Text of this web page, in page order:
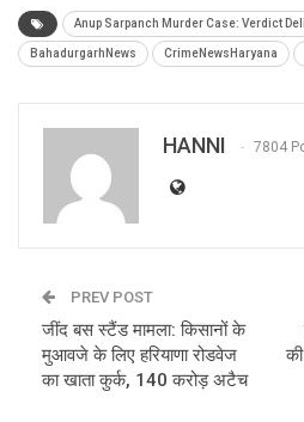
Anup Sarpanch Murder Case: Verdict
BahadurgarhNews CrimeNewsHaryana
HANNI 7804
PREV POST
जींद बस स्टैंड मामला: किसानों के
मुआवजे के लिए हरियाणा रोडवेज
का खाता कुर्क, 140 करोड़ अटैच